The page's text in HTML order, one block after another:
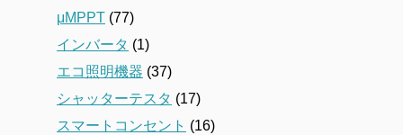
μMPPT (77)
インバータ (1)
エコ照明機器 (37)
シャッターテスタ (17)
スマートコンセント (16)